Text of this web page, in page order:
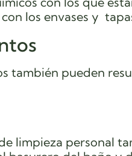
los envases y
también pueden
limpieza personal